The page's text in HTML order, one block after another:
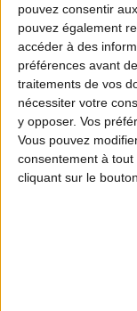
pouvez consentir
pouvez également
accéder à des
préférences avant
traitements de vos
nécessiter votre
y opposer. Vos
Vous pouvez
consentement à
cliquant sur le
ÉPISODE 2
Côte de
ÉPISODE 3
Tranches
grill
ÉPISODE 4